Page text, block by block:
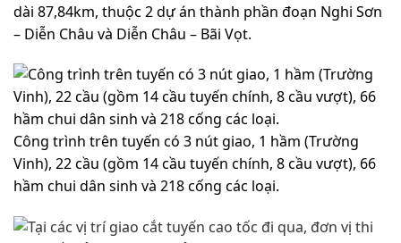
dài 87,84km, thuộc 2 dự án thành phần đoạn Nghi Sơn
– Diễn Châu và Diễn Châu – Bãi Vọt.
Công trình trên tuyến có 3 nút giao, 1 hầm (Trường
Vinh), 22 cầu (gồm 14 cầu tuyến chính, 8 cầu vượt), 66
hầm chui dân sinh và 218 cống các loại.